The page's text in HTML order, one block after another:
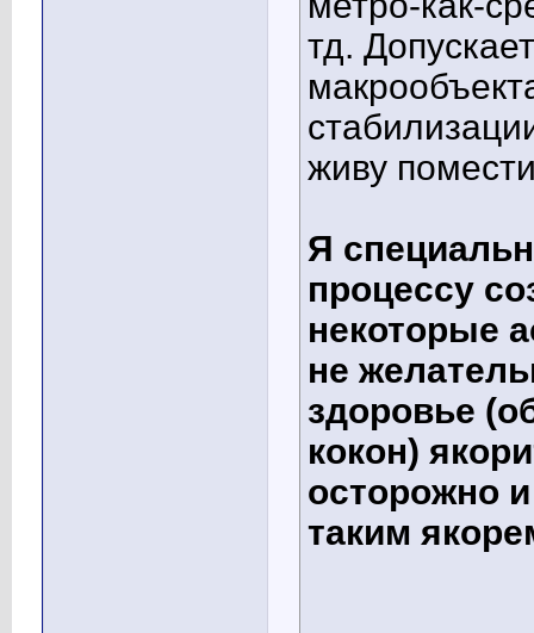
тд.
живу
Я
процессу
некоторые
не
здоровье
кокон)
осторожно
таким